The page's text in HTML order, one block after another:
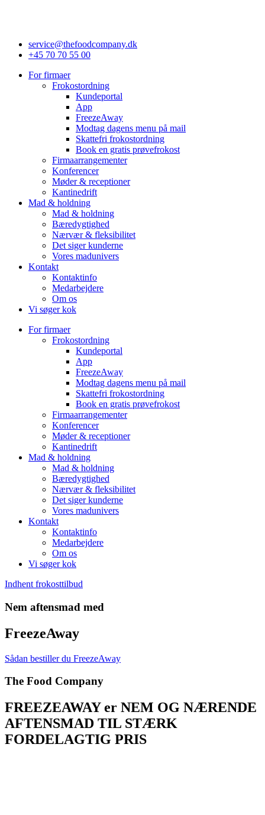
service@thefoodcompany.dk
+45 70 70 55 00
For firmaer
Frokostordning
Kundeportal
App
FreezeAway
Modtag dagens menu på mail
Skattefri frokostordning
Book en gratis prøvefrokost
Firmaarrangementer
Konferencer
Møder & receptioner
Kantinedrift
Mad & holdning
Mad & holdning
Bæredygtighed
Nærvær & fleksibilitet
Det siger kunderne
Vores madunivers
Kontakt
Kontaktinfo
Medarbejdere
Om os
Vi søger kok
For firmaer
Frokostordning
Kundeportal
App
FreezeAway
Modtag dagens menu på mail
Skattefri frokostordning
Book en gratis prøvefrokost
Firmaarrangementer
Konferencer
Møder & receptioner
Kantinedrift
Mad & holdning
Mad & holdning
Bæredygtighed
Nærvær & fleksibilitet
Det siger kunderne
Vores madunivers
Kontakt
Kontaktinfo
Medarbejdere
Om os
Vi søger kok
Indhent frokosttilbud
Nem aftensmad med
FreezeAway
Sådan bestiller du FreezeAway
The Food Company
FREEZEAWAY er NEM OG NÆRENDE
AFTENSMAD TIL STÆRK
FORDELAGTIG PRIS